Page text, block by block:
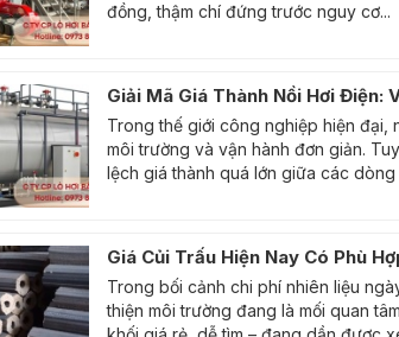
đồng, thậm chí đứng trước nguy cơ...
Giải Mã Giá Thành Nồi Hơi Điện:
Trong thế giới công nghiệp hiện đại,
môi trường và vận hành đơn giản.
lệch giá thành quá lớn giữa các dòng
Giá Củi Trấu Hiện Nay Có Phù
Trong bối cảnh chi phí nhiên liệu
thiện môi trường đang là mối quan